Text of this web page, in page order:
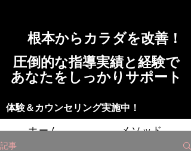
​根本からカラダを改善！​​
​​圧倒的な指導実績と経験で
​あなたをしっかりサポート
​​​体験＆カウンセリング実施中！
ホーム メソッド
記事